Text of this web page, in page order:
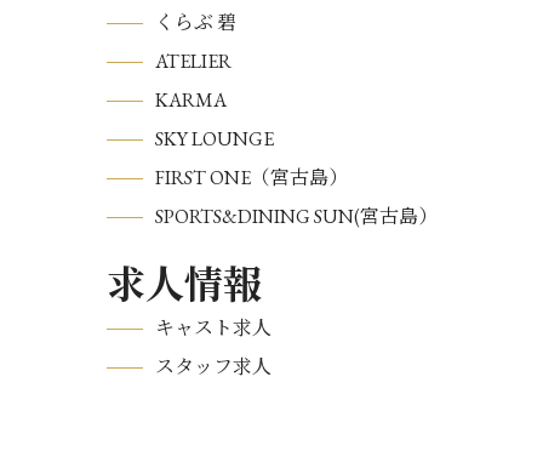
くらぶ 碧
ATELIER
KARMA
SKY LOUNGE
FIRST ONE（宮古島）
SPORTS&DINING SUN(宮古島）
求人情報
キャスト求人
スタッフ求人